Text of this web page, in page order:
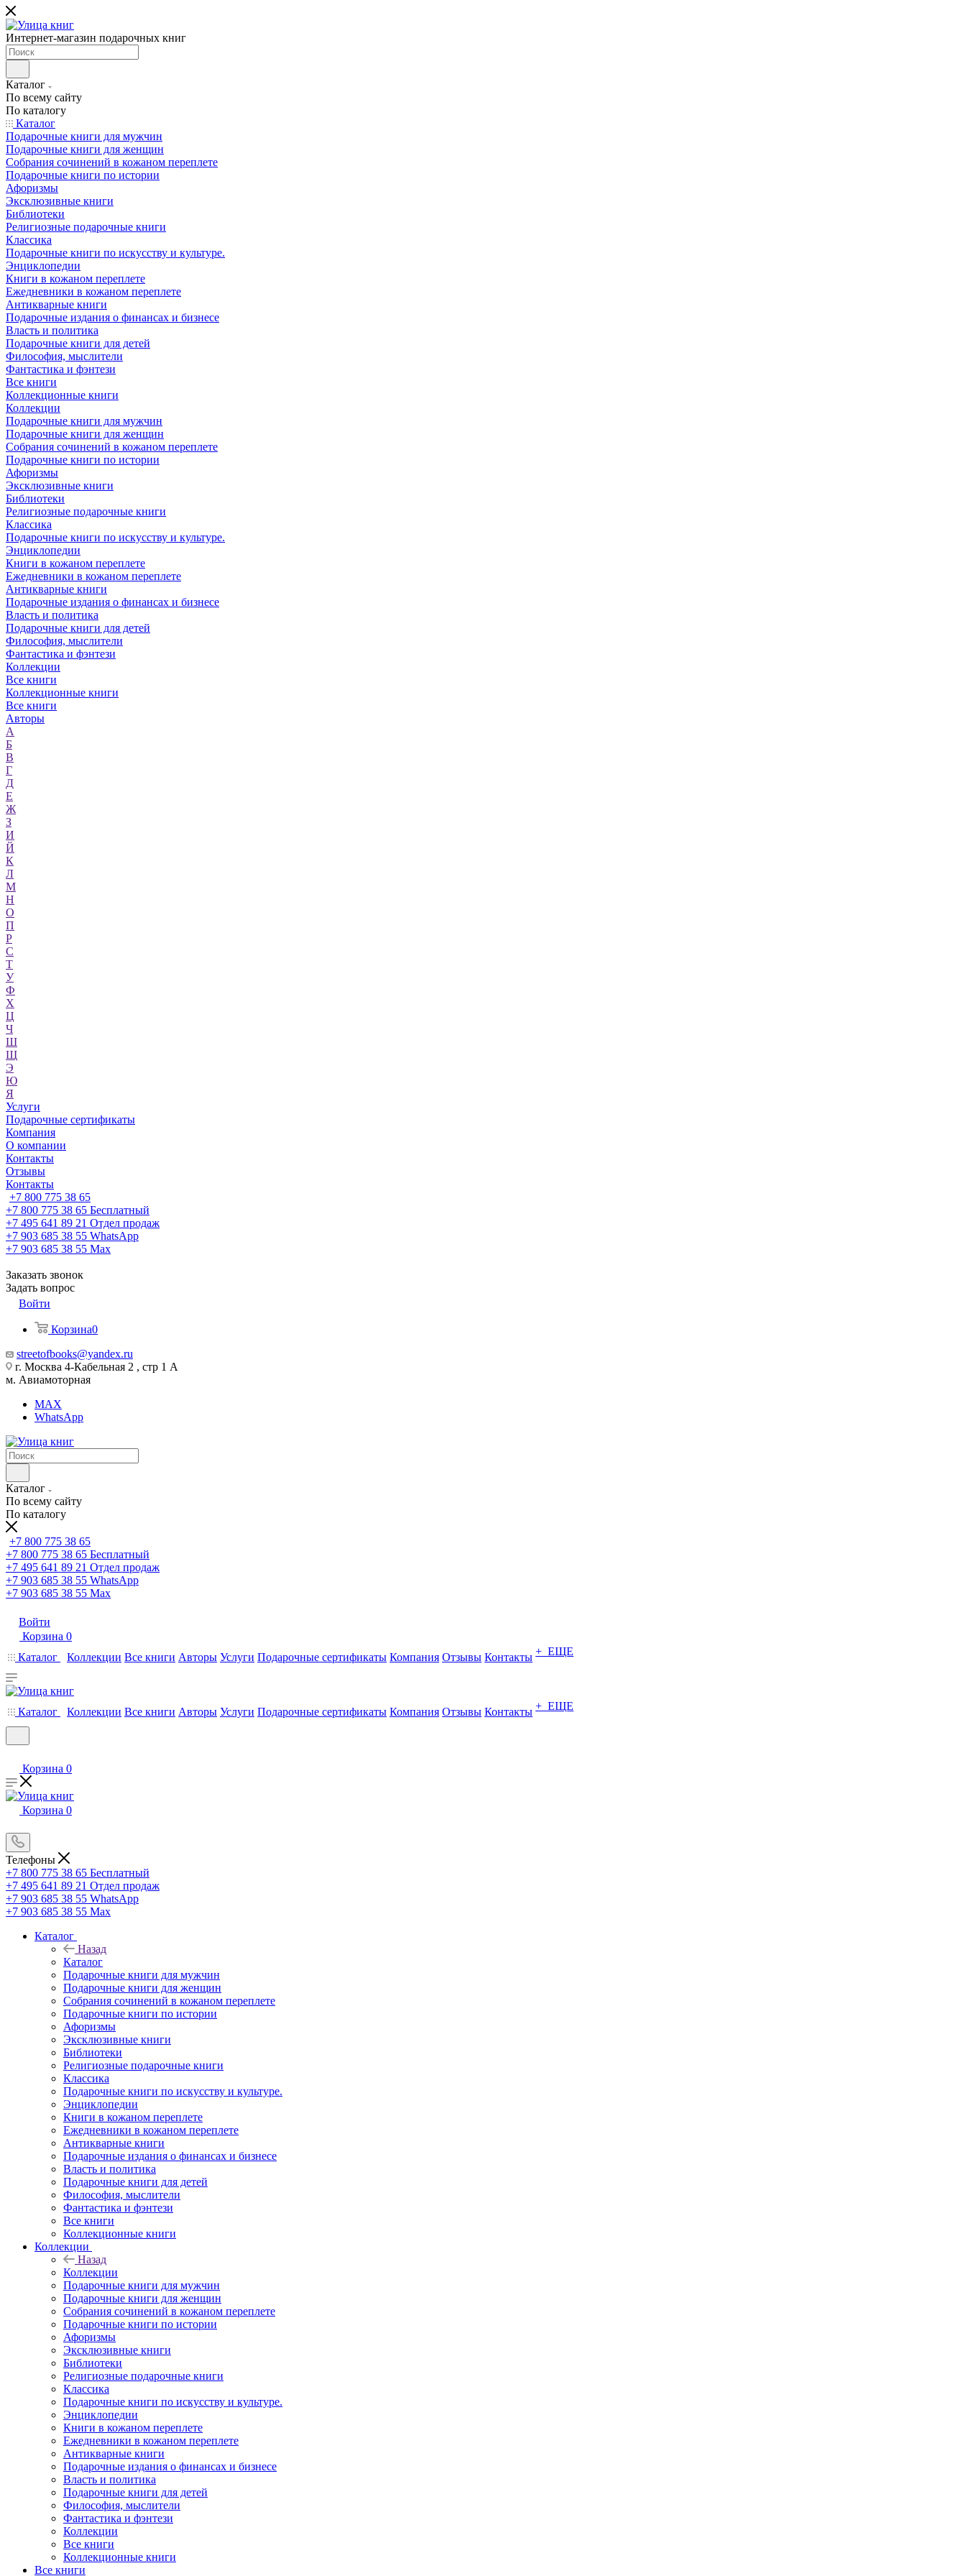
Интернет-магазин подарочных книг
Каталог
По всему сайту
По каталогу
Каталог
Подарочные книги для мужчин
Подарочные книги для женщин
Собрания сочинений в кожаном переплете
Подарочные книги по истории
Афоризмы
Эксклюзивные книги
Библиотеки
Религиозные подарочные книги
Классика
Подарочные книги по искусству и культуре.
Энциклопедии
Книги в кожаном переплете
Ежедневники в кожаном переплете
Антикварные книги
Подарочные издания о финансах и бизнесе
Власть и политика
Подарочные книги для детей
Философия, мыслители
Фантастика и фэнтези
Все книги
Коллекционные книги
Коллекции
Подарочные книги для мужчин
Подарочные книги для женщин
Собрания сочинений в кожаном переплете
Подарочные книги по истории
Афоризмы
Эксклюзивные книги
Библиотеки
Религиозные подарочные книги
Классика
Подарочные книги по искусству и культуре.
Энциклопедии
Книги в кожаном переплете
Ежедневники в кожаном переплете
Антикварные книги
Подарочные издания о финансах и бизнесе
Власть и политика
Подарочные книги для детей
Философия, мыслители
Фантастика и фэнтези
Коллекции
Все книги
Коллекционные книги
Все книги
Авторы
А
Б
В
Г
Д
Е
Ж
З
И
Й
К
Л
М
Н
О
П
Р
С
Т
У
Ф
Х
Ц
Ч
Ш
Щ
Э
Ю
Я
Услуги
Подарочные сертификаты
Компания
О компании
Контакты
Отзывы
Контакты
+7 800 775 38 65
+7 800 775 38 65 Бесплатный
+7 495 641 89 21 Отдел продаж
+7 903 685 38 55 WhatsApp
+7 903 685 38 55 Max
Заказать звонок
Задать вопрос
Войти
Корзина0
streetofbooks@yandex.ru
г. Москва 4-Кабельная 2 , стр 1 А
м. Авиамоторная
MAX
WhatsApp
Каталог
По всему сайту
По каталогу
+7 800 775 38 65
+7 800 775 38 65 Бесплатный
+7 495 641 89 21 Отдел продаж
+7 903 685 38 55 WhatsApp
+7 903 685 38 55 Max
Войти
Корзина 0
Каталог
Коллекции Все книги Авторы Услуги Подарочные сертификаты Компания Отзывы Контакты + ЕЩЕ
Каталог Коллекции Все книги Авторы Услуги Подарочные сертификаты Компания Отзывы Контакты + ЕЩЕ
Корзина 0
Корзина 0
Телефоны
+7 800 775 38 65 Бесплатный
+7 495 641 89 21 Отдел продаж
+7 903 685 38 55 WhatsApp
+7 903 685 38 55 Max
Каталог
Назад
Каталог
Подарочные книги для мужчин
Подарочные книги для женщин
Собрания сочинений в кожаном переплете
Подарочные книги по истории
Афоризмы
Эксклюзивные книги
Библиотеки
Религиозные подарочные книги
Классика
Подарочные книги по искусству и культуре.
Энциклопедии
Книги в кожаном переплете
Ежедневники в кожаном переплете
Антикварные книги
Подарочные издания о финансах и бизнесе
Власть и политика
Подарочные книги для детей
Философия, мыслители
Фантастика и фэнтези
Все книги
Коллекционные книги
Коллекции
Назад
Коллекции
Подарочные книги для мужчин
Подарочные книги для женщин
Собрания сочинений в кожаном переплете
Подарочные книги по истории
Афоризмы
Эксклюзивные книги
Библиотеки
Религиозные подарочные книги
Классика
Подарочные книги по искусству и культуре.
Энциклопедии
Книги в кожаном переплете
Ежедневники в кожаном переплете
Антикварные книги
Подарочные издания о финансах и бизнесе
Власть и политика
Подарочные книги для детей
Философия, мыслители
Фантастика и фэнтези
Коллекции
Все книги
Коллекционные книги
Все книги